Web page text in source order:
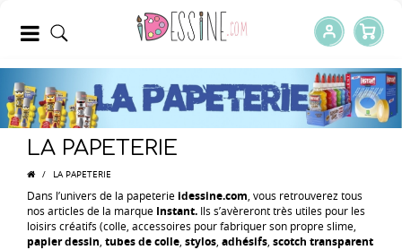
LA PAPETERIE
/ LA PAPETERIE
Dans l’univers de la papeterie idessine.com , vous retrouverez tous
nos articles de la marque Instant. Ils s’avèreront très utiles pour les
loisirs créatifs (colle, accessoires pour fabriquer son propre slime,
papier dessin tubes de colle stylos adhésifs scotch transparent